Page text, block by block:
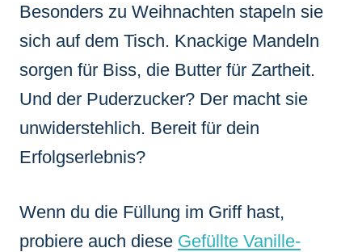
Besonders zu Weihnachten stapeln sie
sich auf dem Tisch. Knackige Mandeln
sorgen für Biss, die Butter für Zartheit.
Und der Puderzucker? Der macht sie
unwiderstehlich. Bereit für dein
Erfolgserlebnis?
Wenn du die Füllung im Griff hast,
probiere auch diese Gefüllte Vanille-